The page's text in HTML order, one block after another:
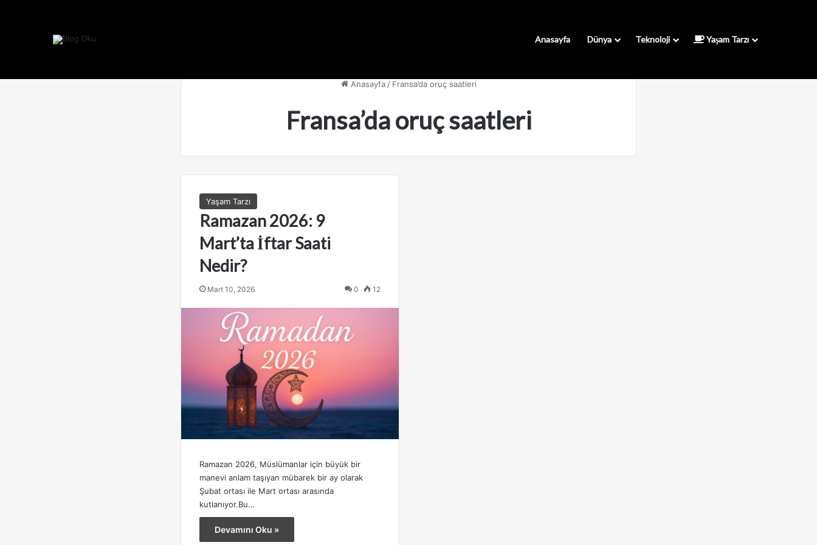
Anasayfa Dünya Teknoloji Yaşam Tarzı
Anasayfa / Fransa’da oruç saatleri
Fransa’da oruç saatleri
Yaşam Tarzı
Ramazan 2026: 9
Mart’ta İftar Saati
Nedir?
Mart 10, 2026 0 12
Ramazan 2026, Müslümanlar için büyük bir
manevi anlam taşıyan mübarek bir ay olarak
Şubat ortası ile Mart ortası arasında
kutlanıyor.Bu…
Devamını Oku »